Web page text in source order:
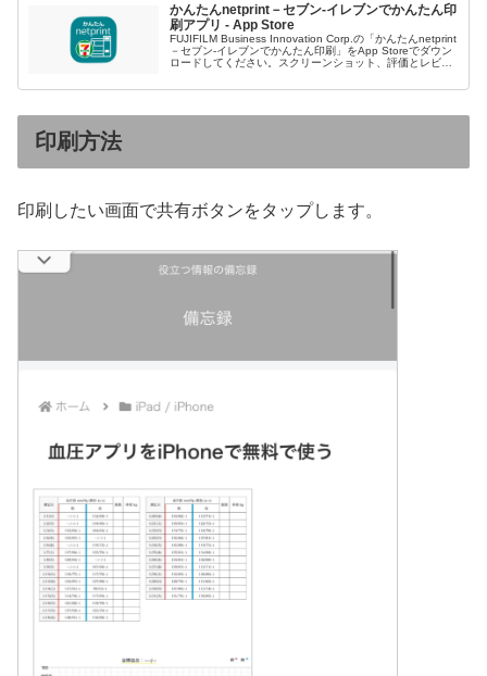
かんたんnetprint－セブン‐イレブンでかんたん印
刷アプリ - App Store
FUJIFILM Business Innovation Corp.の「かんたんnetprint
－セブン‐イレブンでかんたん印刷」をApp Storeでダウン
ロードしてください。スクリーンショット、評価とレビュ
印刷方法
印刷したい画面で共有ボタンをタップします。